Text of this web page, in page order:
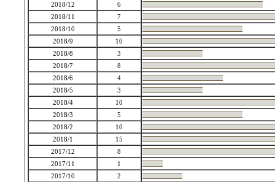
2018/12
6
2018/11
7
2018/10
5
2018/9
10
2018/8
3
2018/7
8
2018/6
4
2018/5
3
2018/4
10
2018/3
5
2018/2
10
2018/1
15
2017/12
8
2017/11
1
2017/10
2